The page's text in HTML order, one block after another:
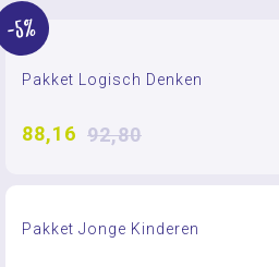
-5%
Pakket Logisch Denken
88,16 92,80
Pakket Jonge Kinderen